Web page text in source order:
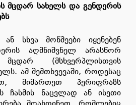
მცდარ სახელს და გენდერის
სხვა მოწმეები იყენებენ
აღმნიშვნელ არასწორ
(მსხვერპლისთვის
ამ შემთხვევაში, როდესაც
მიმართეთ პერიფრაზს
ჩასმის ნაცვლად ან ისეთი